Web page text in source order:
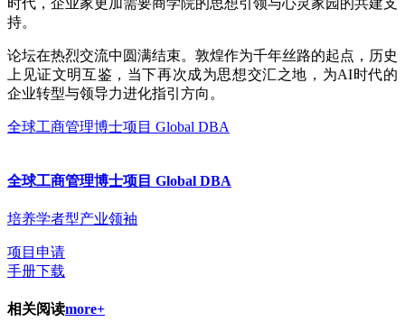
持。
论坛在热烈交流中圆满结束。敦煌作为千年丝路的起点，历史
上见证文明互鉴，当下再次成为思想交汇之地，为AI时代的
企业转型与领导力进化指引方向。
全球工商管理博士项目 Global DBA
全球工商管理博士项目 Global DBA
培养学者型产业领袖
项目申请
手册下载
相关阅读more+